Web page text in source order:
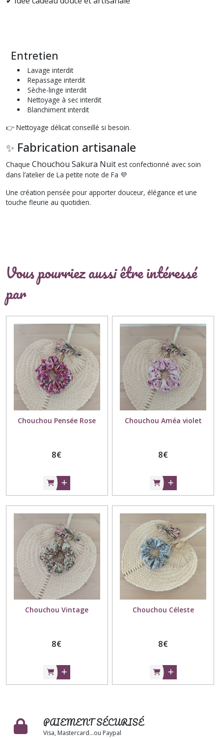
Entretien
Lavage interdit
Repassage interdit
Sèche-linge interdit
Nettoyage à sec interdit
Blanchiment interdit
👉 Nettoyage délicat conseillé si besoin.
✨ Fabrication artisanale
Chaque Chouchou Sakura Nuit est confectionné avec soin
dans l’atelier de La petite note de Fa 💜
Une création pensée pour apporter douceur, élégance et une
touche fleurie au quotidien.
Vous pourriez aussi être intéressé
par
Chouchou Pensée Rose
8€
Chouchou Améa violet
8€
Chouchou Vintage
8€
Chouchou Céleste
8€
PAIEMENT SÉCURISÉ
Visa, Mastercard...ou Paypal